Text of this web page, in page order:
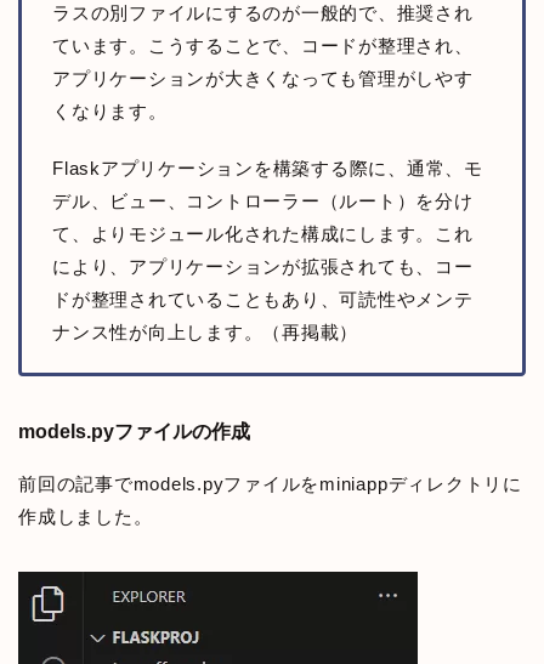
ラスの別ファイルにするのが一般的で、推奨され
ています。こうすることで、コードが整理され、
アプリケーションが大きくなっても管理がしやす
くなります。
Flaskアプリケーションを構築する際に、通常、モ
デル、ビュー、コントローラー（ルート）を分け
て、よりモジュール化された構成にします。これ
により、アプリケーションが拡張されても、コー
ドが整理されていることもあり、可読性やメンテ
ナンス性が向上します。（再掲載）
models.pyファイルの作成
前回の記事でmodels.pyファイルをminiappディレクトリに
作成しました。